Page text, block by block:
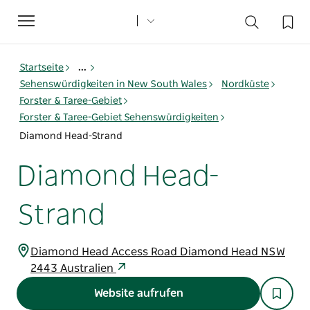
Toggle
navigation
Startseite
...
Sehenswürdigkeiten in New South Wales
Nordküste
Forster & Taree-Gebiet
Forster & Taree-Gebiet Sehenswürdigkeiten
Diamond Head-Strand
Diamond Head-
Strand
Diamond Head Access Road Diamond Head NSW
2443 Australien
Website aufrufen